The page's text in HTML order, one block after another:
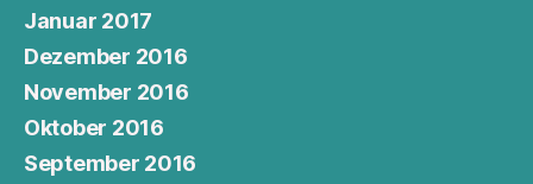
Januar 2017
Dezember 2016
November 2016
Oktober 2016
September 2016